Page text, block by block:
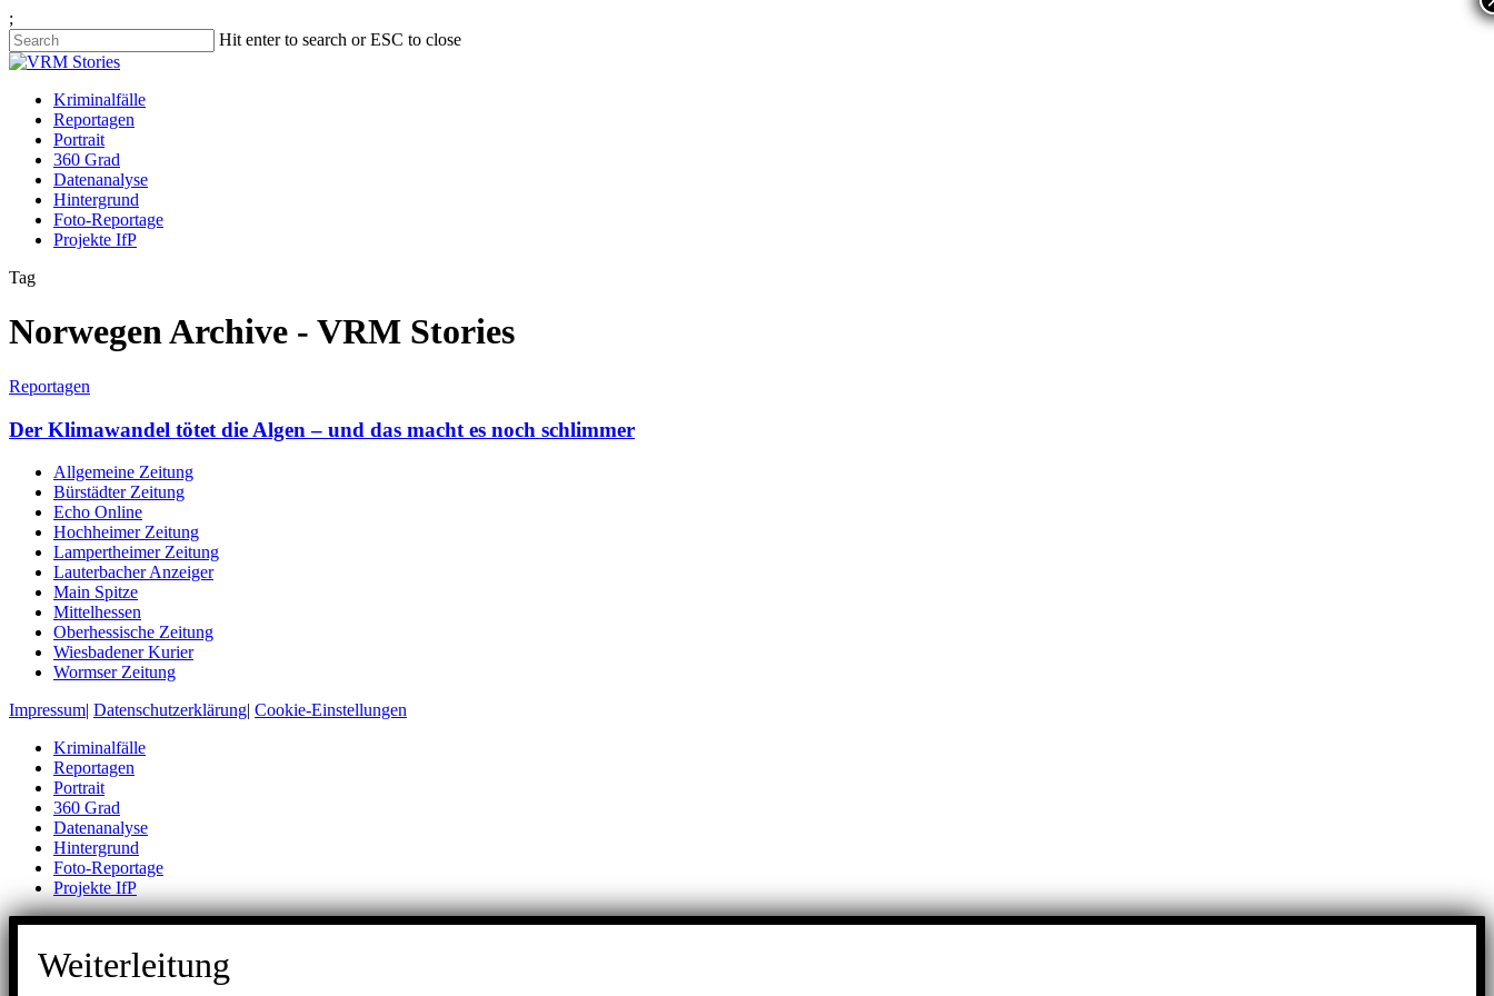
;
Hit enter to search or ESC to close
Kriminalfälle
Reportagen
Portrait
360 Grad
Datenanalyse
Hintergrund
Foto-Reportage
Projekte IfP
Tag
Norwegen Archive - VRM Stories
Reportagen
Der Klimawandel tötet die Algen – und das macht es noch schlimmer
Allgemeine Zeitung
Bürstädter Zeitung
Echo Online
Hochheimer Zeitung
Lampertheimer Zeitung
Lauterbacher Anzeiger
Main Spitze
Mittelhessen
Oberhessische Zeitung
Wiesbadener Kurier
Wormser Zeitung
Impressum| Datenschutzerklärung| Cookie-Einstellungen
Kriminalfälle
Reportagen
Portrait
360 Grad
Datenanalyse
Hintergrund
Foto-Reportage
Projekte IfP
Weiterleitung